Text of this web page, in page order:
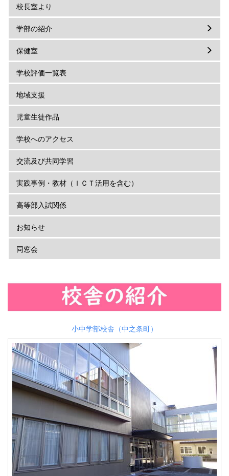
校長室より
学部の紹介
保健室
学校評価一覧表
地域支援
児童生徒作品
学校へのアクセス
交流及び共同学習
実践事例・教材（ＩＣＴ活用を含む）
高等部入試関係
お知らせ
同窓会
小中学部校舎（中之条町）